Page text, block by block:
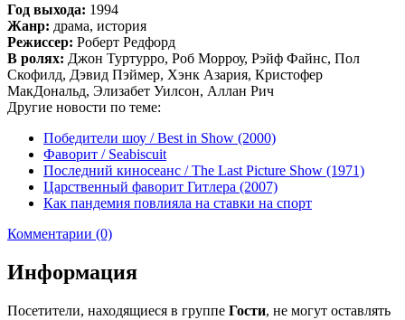
Год выхода: 1994
Жанр: драма, история
Режиссер: Роберт Редфорд
В ролях: Джон Туртурро, Роб Морроу, Рэйф Файнс, Пол
Скофилд, Дэвид Пэймер, Хэнк Азария, Кристофер
МакДональд, Элизабет Уилсон, Аллан Рич
Другие новости по теме:
Победители шоу / Best in Show (2000)
Фаворит / Seabiscuit
Последний киносеанс / The Last Picture Show (1971)
Царственный фаворит Гитлера (2007)
Как пандемия повлияла на ставки на спорт
Комментарии (0)
Информация
Посетители, находящиеся в группе Гости, не могут оставлять